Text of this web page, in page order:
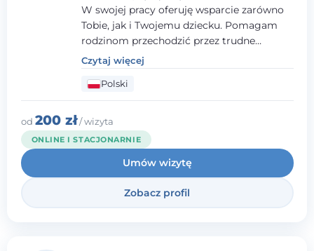
W swojej pracy oferuję wsparcie zarówno
Tobie, jak i Twojemu dziecku. Pomagam
rodzinom przechodzić przez trudne
momenty, opierając współpracę na
wzajemnym zaufaniu i otwartej
komunikacji. Posiadam doświadczenie w
pracy z dziećmi i młodzieżą mierzącymi się
z różnorodnymi trudnościami
emocjonalnymi oraz rozwojowymi.
Czytaj więcej
Polski
od 200 zł/ wizyta
ONLINE I STACJONARNIE
Umów wizytę
Zobacz profil